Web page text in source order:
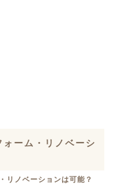
ーム・リノベーシ